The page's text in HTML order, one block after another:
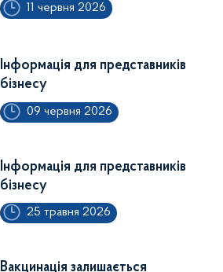
11 червня 2026
Інформація для представників
бізнесу
09 червня 2026
Інформація для представників
бізнесу
25 травня 2026
Вакцинація залишається